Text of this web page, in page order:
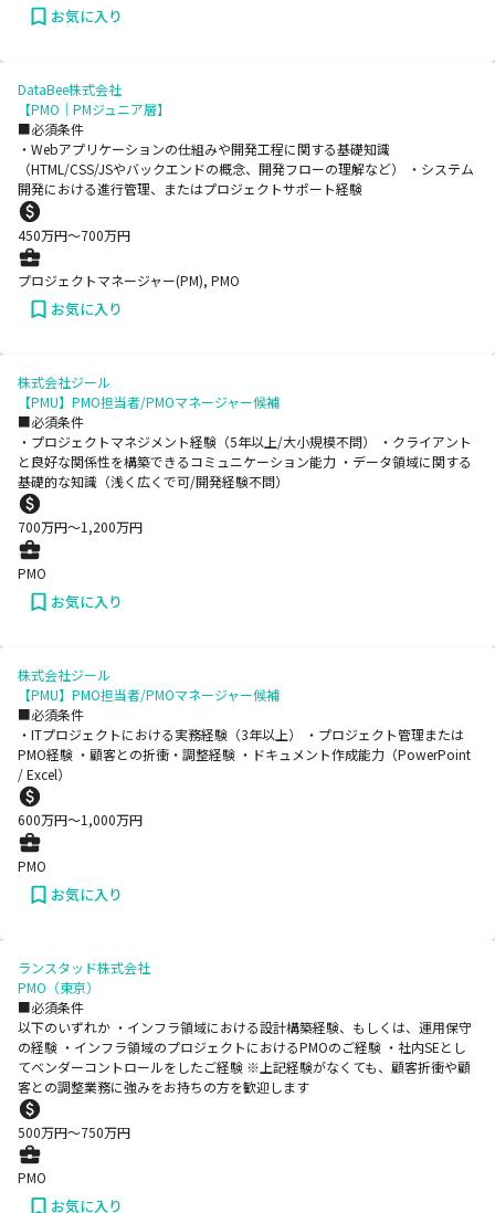
お気に入り
DataBee株式会社
【PMO｜PMジュニア層】
■必須条件
・Webアプリケーションの仕組みや開発工程に関する基礎知識
（HTML/CSS/JSやバックエンドの概念、開発フローの理解など） ・システム
開発における進行管理、またはプロジェクトサポート経験
450万円〜700万円
プロジェクトマネージャー(PM), PMO
お気に入り
株式会社ジール
【PMU】PMO担当者/PMOマネージャー候補
■必須条件
・プロジェクトマネジメント経験（5年以上/大小規模不問） ・クライアント
と良好な関係性を構築できるコミュニケーション能力 ・データ領域に関する
基礎的な知識（浅く広くで可/開発経験不問）
700万円〜1,200万円
PMO
お気に入り
株式会社ジール
【PMU】PMO担当者/PMOマネージャー候補
■必須条件
・ITプロジェクトにおける実務経験（3年以上） ・プロジェクト管理または
PMO経験 ・顧客との折衝・調整経験 ・ドキュメント作成能力（PowerPoint
/ Excel）
600万円〜1,000万円
PMO
お気に入り
ランスタッド株式会社
PMO（東京）
■必須条件
以下のいずれか ・インフラ領域における設計構築経験、もしくは、運用保守
の経験 ・インフラ領域のプロジェクトにおけるPMOのご経験 ・社内SEとし
てベンダーコントロールをしたご経験 ※上記経験がなくても、顧客折衝や顧
客との調整業務に強みをお持ちの方を歓迎します
500万円〜750万円
PMO
お気に入り